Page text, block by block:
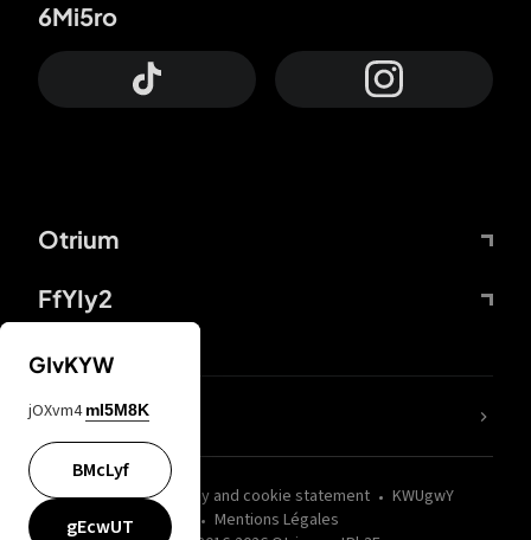
Otrium
FfYIy2
6Mi5ro
wZQPfd Privacy and cookie statement
KWUgwY
Mentions Légales
nLC6tu
GIvKYW
jOXvm4 mI5M8K
BMcLyf
gEcwUT